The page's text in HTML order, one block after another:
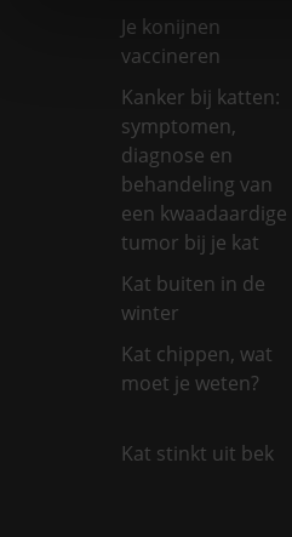
Je konijnen
vaccineren
Kanker bij katten:
symptomen,
diagnose en
behandeling van
een kwaadaardige
tumor bij je kat
Kat buiten in de
winter
Kat chippen, wat
moet je weten?
Kat stinkt uit bek